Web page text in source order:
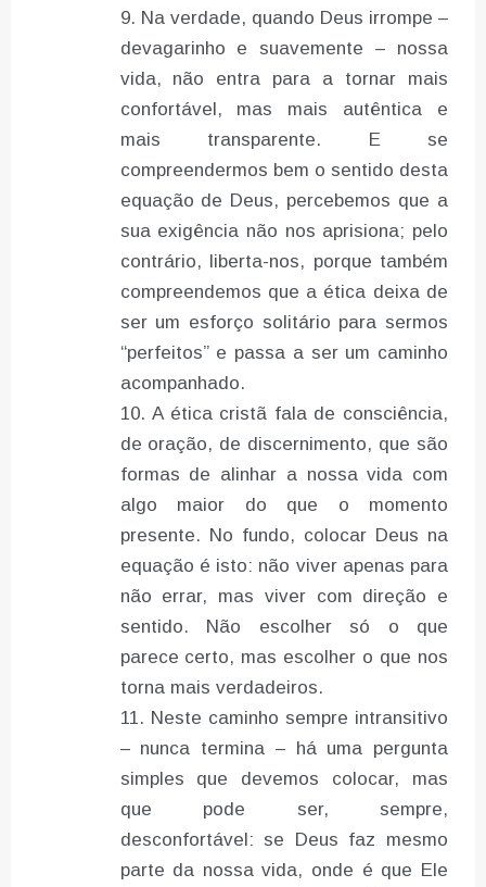
Na verdade, quando Deus irrompe –
devagarinho e suavemente – nossa
vida, não entra para a tornar mais
confortável, mas mais autêntica e
mais transparente. E se
compreendermos bem o sentido desta
equação de Deus, percebemos que a
sua exigência não nos aprisiona; pelo
contrário, liberta-nos, porque também
compreendemos que a ética deixa de
ser um esforço solitário para sermos
“perfeitos” e passa a ser um caminho
acompanhado.
A ética cristã fala de consciência,
de oração, de discernimento, que são
formas de alinhar a nossa vida com
algo maior do que o momento
presente. No fundo, colocar Deus na
equação é isto: não viver apenas para
não errar, mas viver com direção e
sentido. Não escolher só o que
parece certo, mas escolher o que nos
torna mais verdadeiros.
Neste caminho sempre intransitivo
– nunca termina – há uma pergunta
simples que devemos colocar, mas
que pode ser, sempre,
desconfortável: se Deus faz mesmo
parte da nossa vida, onde é que Ele